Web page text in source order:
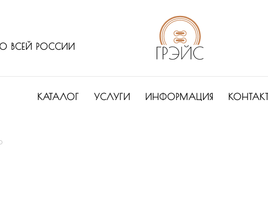
ВСЕЙ РОССИИ
КАТАЛОГ УСЛУГИ ИНФОРМАЦИЯ